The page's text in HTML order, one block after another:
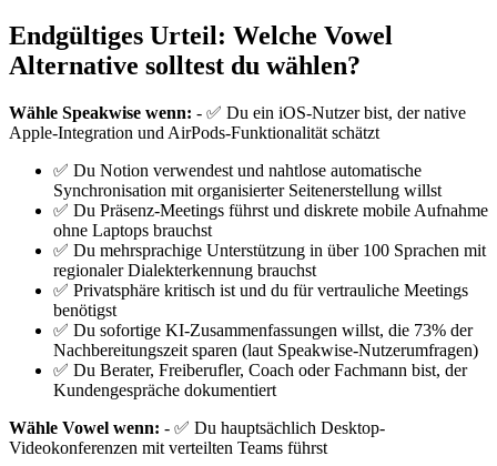
Endgültiges Urteil: Welche Vowel
Alternative solltest du wählen?
Wähle Speakwise wenn: - ✅ Du ein iOS-Nutzer bist, der native
Apple-Integration und AirPods-Funktionalität schätzt
✅ Du Notion verwendest und nahtlose automatische
Synchronisation mit organisierter Seitenerstellung willst
✅ Du Präsenz-Meetings führst und diskrete mobile Aufnahme
ohne Laptops brauchst
✅ Du mehrsprachige Unterstützung in über 100 Sprachen mit
regionaler Dialekterkennung brauchst
✅ Privatsphäre kritisch ist und du für vertrauliche Meetings
benötigst
✅ Du sofortige KI-Zusammenfassungen willst, die 73% der
Nachbereitungszeit sparen (laut Speakwise-Nutzerumfragen)
✅ Du Berater, Freiberufler, Coach oder Fachmann bist, der
Kundengespräche dokumentiert
Wähle Vowel wenn: - ✅ Du hauptsächlich Desktop-
Videokonferenzen mit verteilten Teams führst